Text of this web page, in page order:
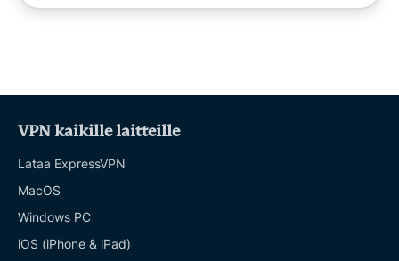
VPN kaikille laitteille
Lataa ExpressVPN
MacOS
Windows PC
iOS (iPhone & iPad)